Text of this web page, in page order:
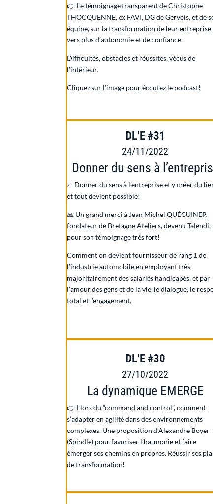
👉 Le témoignage transparent de Christophe
THOCQUENNE, ex FAVI, DG de Gervois, et de
équipe, sur la transformation de leur entreprise
vers plus d’autonomie et de confiance.
Difficultés, obstacles et réussites, vécus de
l’intérieur.
Cliquez sur l’image pour écoutez le podcast!
DL’E #31
24/11/2022
Donner du sens à
✅ Donner du sens à l’entreprise et y créer du
et tout devient possible!
🙏 Un grand merci à Jean Michel QUÉGUINER
fondateur de Bretagne Ateliers, devenu Talendi,
pour son témoignage très fort!
Comment on devient fournisseur de rang 1 de
l’industrie automobile en employant très
majoritairement des salariés handicapés, et par
l’amour des gens et de la vie, le dialogue, le
total et l’engagement.
DL’E #30
27/10/2022
La dynamique EMERGE
👉 Hors du “command and control”, comment
s’adapter en agilité dans des environnements
complexes. Une proposition d’Alexandre Boyer
(Spindle) pour favoriser l’harmonie et faire
émerger ses chemins en propres. Réussir ses
de transformation!